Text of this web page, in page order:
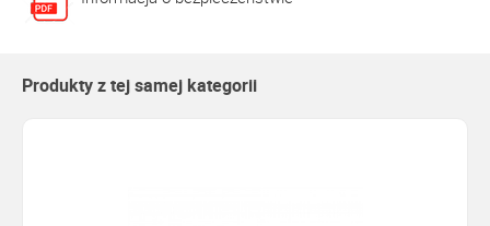
Produkty z tej samej kategorii